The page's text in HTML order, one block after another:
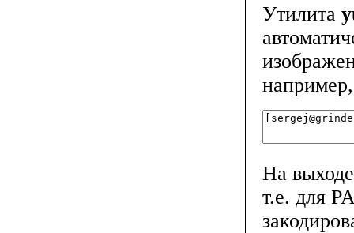
Утилита
На
т.е. для